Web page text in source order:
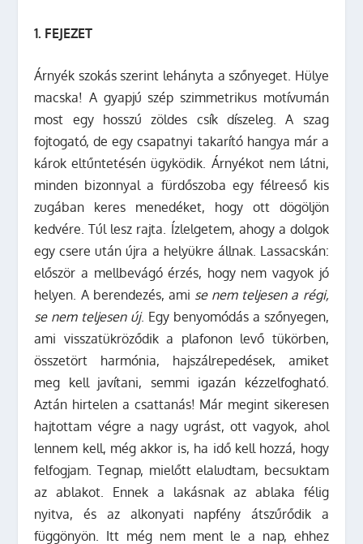
1. FEJEZET
Árnyék szokás szerint lehányta a szőnyeget. Hülye
macska! A gyapjú szép szimmetrikus motívumán
most egy hosszú zöldes csík díszeleg. A szag
fojtogató, de egy csapatnyi takarító hangya már a
károk eltűntetésén ügyködik. Árnyékot nem látni,
minden bizonnyal a fürdőszoba egy félreeső kis
zugában keres menedéket, hogy ott dögöljön
kedvére. Túl lesz rajta. Ízlelgetem, ahogy a dolgok
egy csere után újra a helyükre állnak. Lassacskán:
először a mellbevágó érzés, hogy nem vagyok jó
helyen. A berendezés, ami se nem teljesen a régi,
se nem teljesen új. Egy benyomódás a szőnyegen,
ami visszatükröződik a plafonon levő tükörben,
összetört harmónia, hajszálrepedések, amiket
meg kell javítani, semmi igazán kézzelfogható.
Aztán hirtelen a csattanás! Már megint sikeresen
hajtottam végre a nagy ugrást, ott vagyok, ahol
lennem kell, még akkor is, ha idő kell hozzá, hogy
felfogjam. Tegnap, mielőtt elaludtam, becsuktam
az ablakot. Ennek a lakásnak az ablaka félig
nyitva, és az alkonyati napfény átszűrődik a
függönyön. Itt még nem ment le a nap, ehhez